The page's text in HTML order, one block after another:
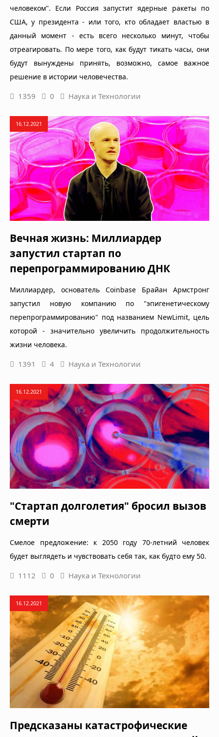
человеком". Если Россия запустит ядерные ракеты по
США, у президента - или того, кто обладает властью в
данный момент - есть всего несколько минут, чтобы
отреагировать. По мере того, как будут тикать часы, они
будут вынуждены принять, возможно, самое важное
решение в истории человечества.
1359 0 Наука и Технологии
16.12.2021
Вечная жизнь: Миллиардер
запустил стартап по
перепрограммированию ДНК
Миллиардер, основатель Coinbase Брайан Армстронг
запустил новую компанию по "эпигенетическому
перепрограммированию" под названием NewLimit, цель
которой - значительно увеличить продолжительность
жизни человека.
1391 4 Наука и Технологии
16.12.2021
"Стартап долголетия" бросил вызов
смерти
Смелое предложение: к 2050 году 70-летний человек
будет выглядеть и чувствовать себя так, как будто ему 50.
1112 0 Наука и Технологии
16.12.2021
Предсказаны катастрофические